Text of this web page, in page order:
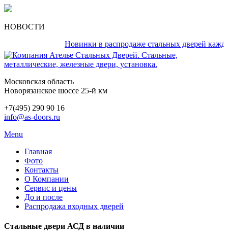
НОВОСТИ
Новинки в распродаже стальных дверей каждый
Московская область
Новорязанское шоссе 25-й км
+7(495) 290 90 16
info@as-doors.ru
Menu
Главная
Фото
Контакты
О Компании
Сервис и цены
До и после
Распродажа входных дверей
Стальные двери АСД в наличии